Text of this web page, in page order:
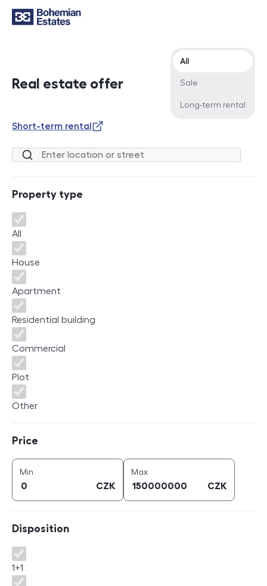
Real estate offer
Offer type
All
Sale
Long-term rental
Short-term rental
Location or street
Property type
Property type
All
House
Apartment
Residential building
Commercial
Plot
Other
Price
Min
CZK
Maxprice (
CZK
Disposition
Disposition
1+1